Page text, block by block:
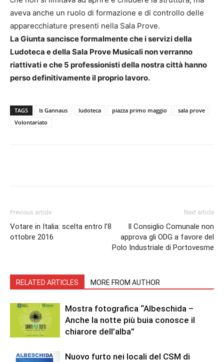
aveva anche un ruolo di formazione e di controllo delle
apparecchiature presenti nella Sala Prove.
La Giunta sancisce formalmente che i servizi della
Ludoteca e della Sala Prove Musicali non verranno
riattivati e che 5 professionisti della nostra città hanno
perso definitivamente il proprio lavoro.
TAGS Is Gannaus ludoteca piazza primo maggio
sala prove
Volontariato
Previous article
Votare in Italia: scelta entro l’8
ottobre 2016
Next article
Il Consiglio Comunale non
approva gli ODG a favore del
Polo Industriale di Portovesme
RELATED ARTICLES MORE FROM AUTHOR
Mostra fotografica “Albeschida –
Anche la notte più buia conosce il
chiarore dell’alba”
Nuovo furto nei locali del CSM di